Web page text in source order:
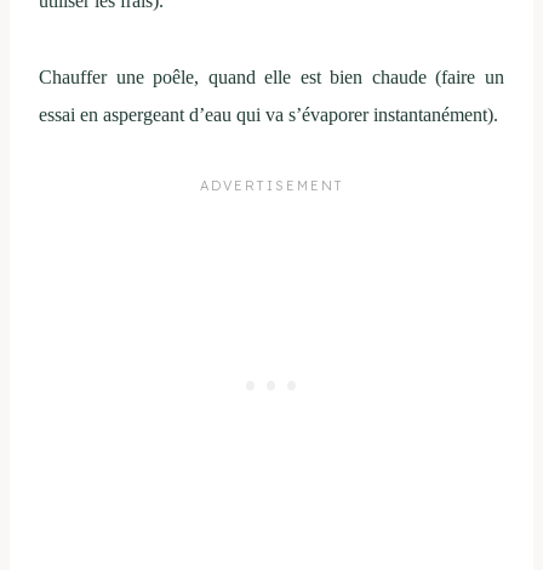
Chauffer une poêle, quand elle est bien chaude (faire un
essai en aspergeant d’eau qui va s’évaporer instantanément).